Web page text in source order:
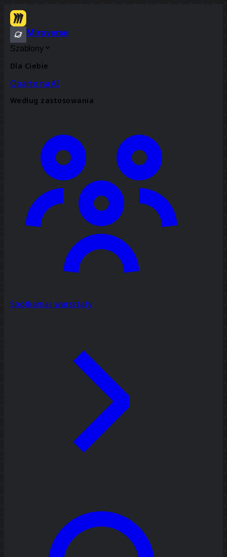
Miroverse
Szablony
Dla Ciebie
Oparte na AI
Według zastosowania
Spotkania i warsztaty